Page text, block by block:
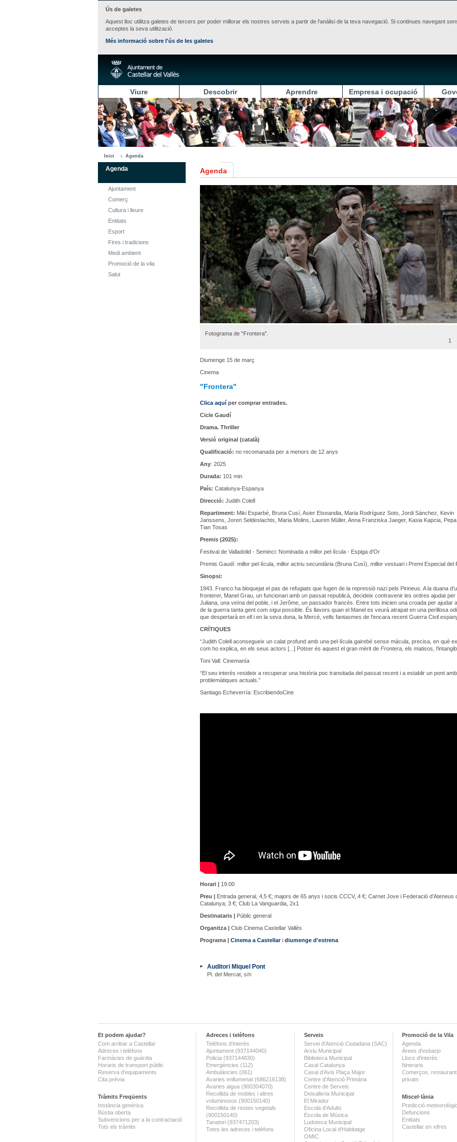
Ús de galetes
Aquest lloc utilitza galetes de tercers per poder millorar els nostres serveis a partir de l'anàlisi de la teva navegació. Si continues navegant
acceptes la seva utilització.
Més informació sobre l'ús de les galetes
Viure Descobrir Aprendre Empresa i ocupació
Inici Agenda
Agenda
Ajuntament
Comerç
Cultura i lleure
Entitats
Esport
Fires i tradicions
Medi ambient
Promoció de la vila
Salut
Agenda
Fotograma de "Frontera".
1
Diumenge 15 de març
Cinema
"Frontera"
Clica aquí per comprar entrades.
Cicle Gaudí
Drama. Thriller
Versió original (català)
Qualificació: no recomanada per a menors de 12 anys
Any: 2025
Durada: 101 min
País: Catalunya-Espanya
Direcció: Judith Colell
Repartiment: Miki Esparbé, Bruna Cusí, Asier Etxeandia, Maria Rodríguez Soto, Jordi Sánchez, Kevin
Janssens, Joren Seldeslachts, Maria Molins, Lauren Müller, Anna Franziska Jaeger, Kasia Kapcia,
Tian Tosas
Premis (2025):
Festival de Valladolid - Seminci: Nominada a millor pel·lícula - Espiga d'Or
Premis Gaudí: millor pel·lícula, millor actriu secundària (Bruna Cusí), millor vestuari i Premi Especial del
Sinopsi:
1943. Franco ha bloquejat el pas de refugiats que fugen de la repressió nazi pels Pirineus. A la duana
fronterer, Manel Grau, un funcionari amb un passat republicà, decideix contravenir les ordres ajudat per
Juliana, una veïna del poble, i el Jerôme, un passador francès. Entre tots inicien una croada per ajudar
de la guerra tanta gent com sigui possible. És llavors quan el Manel es veurà atrapat en una perillosa
que despertarà en ell i en la seva dona, la Mercè, vells fantasmes de l'encara recent Guerra Civil
CRÍTIQUES
“Judith Colell aconsegueix un calat profund amb una pel·lícula gairebé sense màcula, precisa, en què
com ho explica, en els seus actors [...] Potser és aquest el gran mèrit de Frontera , els matisos,
Toni Vall: Cinemanía
“El seu interès resideix a recuperar una història poc transitada del passat recent i a establir un pont amb
problemàtiques actuals.”
Santiago Echeverría: EscribiendoCine
Horari | 19:00
Preu | Entrada general, 4,5 €; majors de 65 anys i socis CCCV, 4 €; Carnet Jove i Federació d’Ateneus
Catalunya; 3 €; Club La Vanguardia, 2x1
Destinataris | Públic general
Organitza | Club Cinema Castellar Vallès
Programa | Cinema a Castellari diumenge d'estrena
Auditori Miquel Pont
Pl. del Mercat, s/n
Et podem ajudar?
Com arribar a Castellar
Adreces i telèfons
Farmàcies de guàrdia
Horaris de transport públic
Reserva d'equipaments
Cita prèvia
Tràmits Freqüents
Instància genèrica
Bústia oberta
Subvencions per a la contractació
Tots els tràmits
Adreces i telèfons
Telèfons d'interès
Ajuntament (937144040)
Policia (937144830)
Emergències (112)
Ambulàncies (061)
Avaries enllumenat (686216138)
Avaries aigua (900304070)
Recollida de mobles i altres
voluminosos (900150140)
Recollida de restes vegetals
(900150140)
Tanatori (937471203)
Totes les adreces i telèfons
Serveis
Servei d'Atenció Ciutadana (SAC)
Arxiu Municipal
Biblioteca Municipal
Casal Catalunya
Casal d'Avis Plaça Major
Centre d'Atenció Primària
Centre de Serveis
Deixalleria Municipal
El Mirador
Escola d'Adults
Escola de Música
Ludoteca Municipal
Oficina Local d'Habitatge
OMIC
Promoció de la Vila
Agenda
Àrees d'esbarjo
Llocs d'interès
Itineraris
Comerços,
privats
Miscel·lània
Predicció
Defuncions
Entitats
Castellar en xifres